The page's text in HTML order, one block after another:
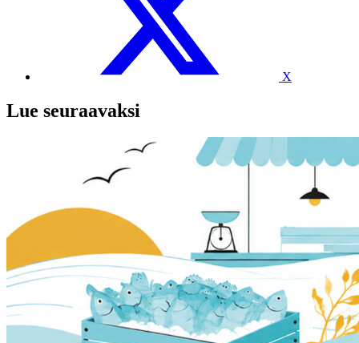
X
Lue seuraavaksi